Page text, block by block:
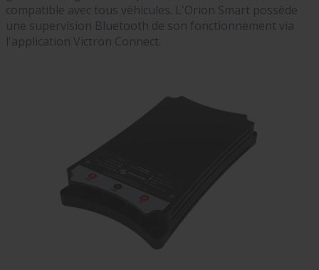
compatible avec tous véhicules. L'Orion Smart possède
une supervision Bluetooth de son fonctionnement via
l'application Victron Connect.